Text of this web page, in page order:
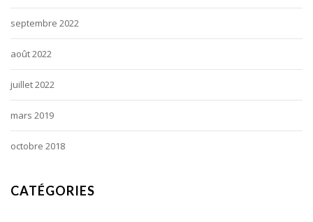
septembre 2022
août 2022
juillet 2022
mars 2019
octobre 2018
CATÉGORIES